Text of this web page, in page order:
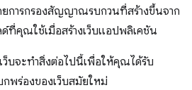
การกรองสัญญาณรบกวนที่สร้างขึ้นจาก
ด์ที่คุณใช้เมื่อสร้างเว็บแอปพลิเคชัน
บจะทำสิ่งต่อไปนี้เพื่อให้คุณได้รับ
พร่องของเว็บสมัยใหม่